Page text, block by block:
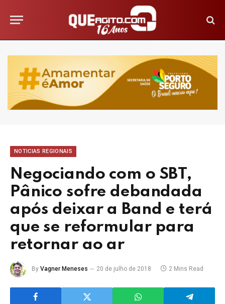
NOTICIAS REGIONAIS
Negociando com o SBT,
Pânico sofre debandada
após deixar a Band e terá
que se reformular para
retornar ao ar
By Vagner Meneses 20 de julho de 2018 2 Mins Read